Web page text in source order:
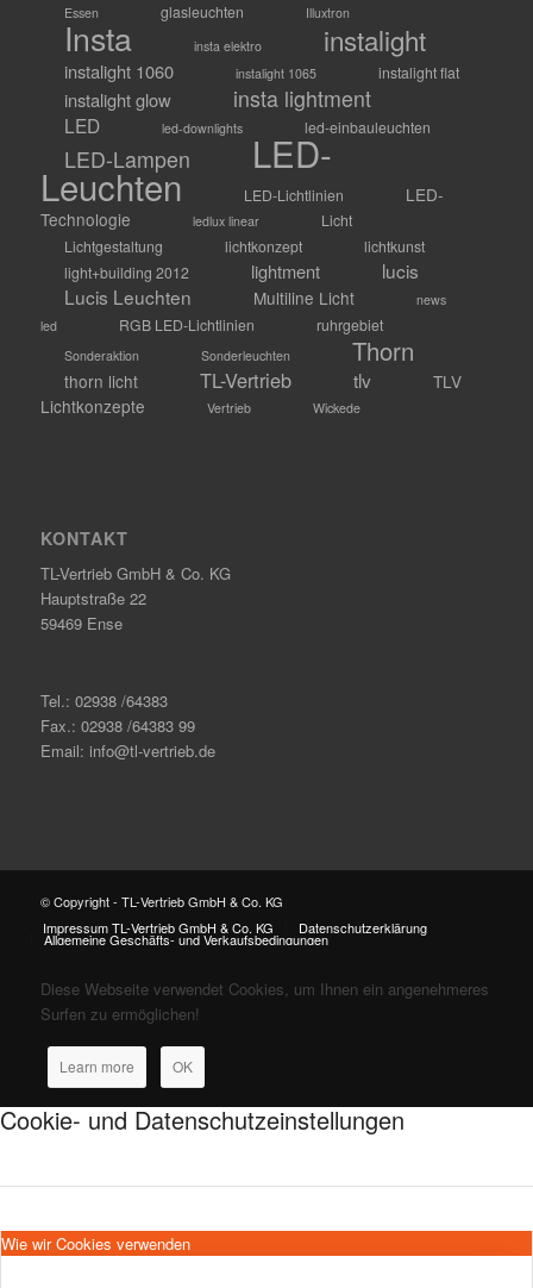
Essen
glasleuchten Illuxtron
Insta insta elektro instalight
instalight 1060 instalight 1065 instalight flat
instalight glow insta lightment
LED led-downlights led-einbauleuchten
LED-Lampen LED-
Leuchten LED-Lichtlinien
LED-
Technologie
ledlux linear
Licht
Lichtgestaltung
lichtkonzept
lichtkunst
light+building 2012
lightment
lucis
Lucis Leuchten
Multiline Licht
news
led
RGB LED-Lichtlinien ruhrgebiet
Sonderaktion Sonderleuchten Thorn
thorn licht TL-Vertrieb tlv
TLV
Lichtkonzepte
Vertrieb Wickede
KONTAKT
TL-Vertrieb GmbH & Co. KG
Hauptstraße 22
59469 Ense
Tel.: 02938 /64383
Fax.: 02938 /64383 99
Email: info@tl-vertrieb.de
© Copyright - TL-Vertrieb GmbH & Co. KG
Impressum TL-Vertrieb GmbH & Co. KG
Datenschutzerklärung
Allgemeine Geschäfts- und Verkaufsbedingungen
Diese Webseite verwendet Cookies, um Ihnen ein angenehmeres
Surfen zu ermöglichen!
Learn more OK
Cookie- und Datenschutzeinstellungen
Wie wir Cookies verwenden